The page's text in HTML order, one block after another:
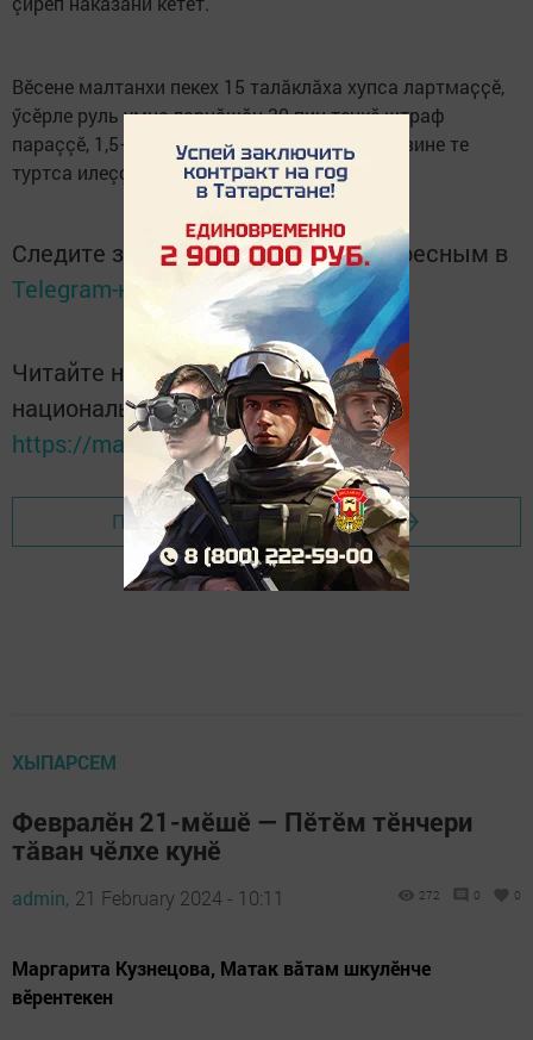
Вӗсене малтанхи пекех 15 талӑклӑха хупса лартмаҫҫӗ,
ӳсӗрле руль умне ларнăшăн 30 пин тенкӗ штраф
параççӗ, 1,5–2 çула çитиччен водитель правине те
туртса илеççӗ.
Следите за самым важным и интересным в
Telegram-канале
Татмедиа
Читайте новости Татарстана в
национальном мессенджере MАХ:
https://max.ru/tatmedia
Перейти на страницу новости
ХЫПАРСЕМ
Февралӗн 21-мĕшĕ — Пĕтĕм тĕнчери
тăван чĕлхе кунĕ
admin, 21 February 2024 - 10:11 272 0 0
Маргарита Кузнецова, Матак вăтам шкулӗнче
вӗрентекен